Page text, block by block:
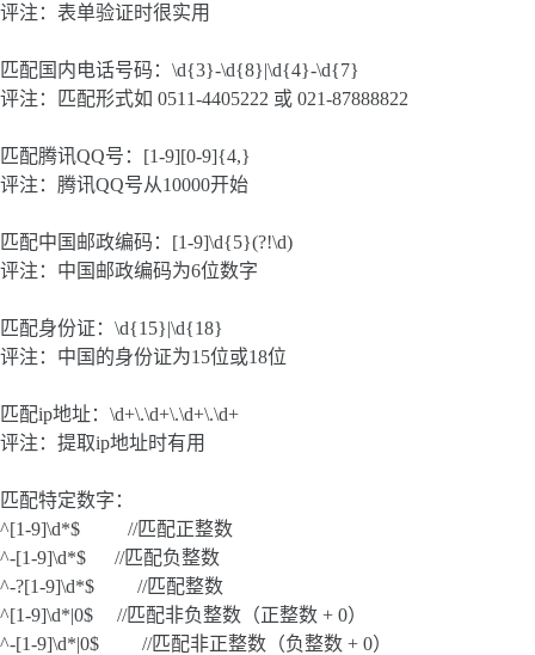
评注：表单验证时很实用
匹配国内电话号码：\d{3}-\d{8}|\d{4}-\d{7}
评注：匹配形式如 0511-4405222 或 021-87888822
匹配腾讯QQ号：[1-9][0-9]{4,}
评注：腾讯QQ号从10000开始
匹配中国邮政编码：[1-9]\d{5}(?!\d)
评注：中国邮政编码为6位数字
匹配身份证：\d{15}|\d{18}
评注：中国的身份证为15位或18位
匹配ip地址：\d+\.\d+\.\d+\.\d+
评注：提取ip地址时有用
匹配特定数字：
^[1-9]\d*$ //匹配正整数
^-[1-9]\d*$ //匹配负整数
^-?[1-9]\d*$ //匹配整数
^[1-9]\d*|0$ //匹配非负整数（正整数 + 0）
^-[1-9]\d*|0$ //匹配非正整数（负整数 + 0）